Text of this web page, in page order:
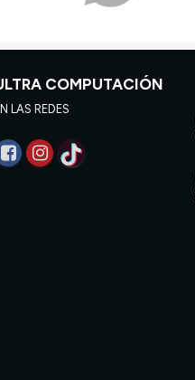
COMPUTACIÓN
LAS REDES